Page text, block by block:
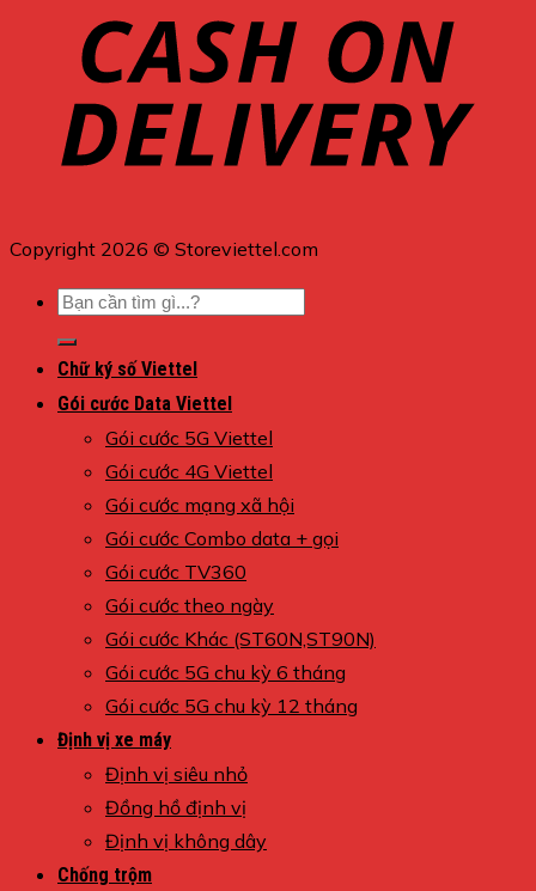
Copyright 2026 © Storeviettel.com
Tìm
kiếm:
Chữ ký số Viettel
Gói cước Data Viettel
Gói cước 5G Viettel
Gói cước 4G Viettel
Gói cước mạng xã hội
Gói cước Combo data + gọi
Gói cước TV360
Gói cước theo ngày
Gói cước Khác (ST60N,ST90N)
Gói cước 5G chu kỳ 6 tháng
Gói cước 5G chu kỳ 12 tháng
Định vị xe máy
Định vị siêu nhỏ
Đồng hồ định vị
Định vị không dây
Chống trộm